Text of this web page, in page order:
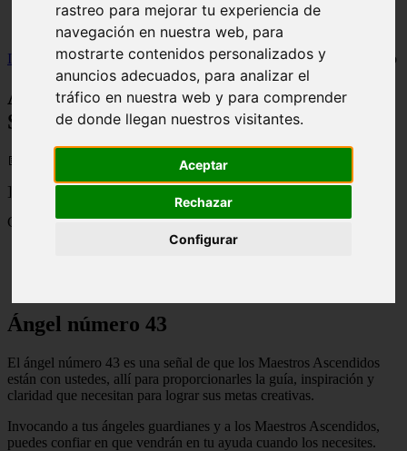
rastreo para mejorar tu experiencia de
navegación en nuestra web, para
mostrarte contenidos personalizados y
anuncios adecuados, para analizar el
tráfico en nuestra web y para comprender
de donde llegan nuestros visitantes.
Aceptar
Rechazar
Configurar
significado de los suenos
simbologia
Inicio
horoscopos >Ángel número 43 - Significado y Simbolismo
Ángel número 43 - Significado y
Simbolismo
📅 06/09/2025
]]>
Contenido
Ángel número 43
El ángel número 43 es una señal de que los Maestros Ascendidos
están con ustedes, allí para proporcionarles la guía, inspiración y
claridad que necesitan para lograr sus metas creativas.
Invocando a tus ángeles guardianes y a los Maestros Ascendidos,
puedes confiar en que vendrán en tu ayuda cuando los necesites.